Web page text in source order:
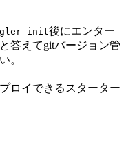
init後にエンター
と答えてgitバージョン管
。
ロイできるスターター